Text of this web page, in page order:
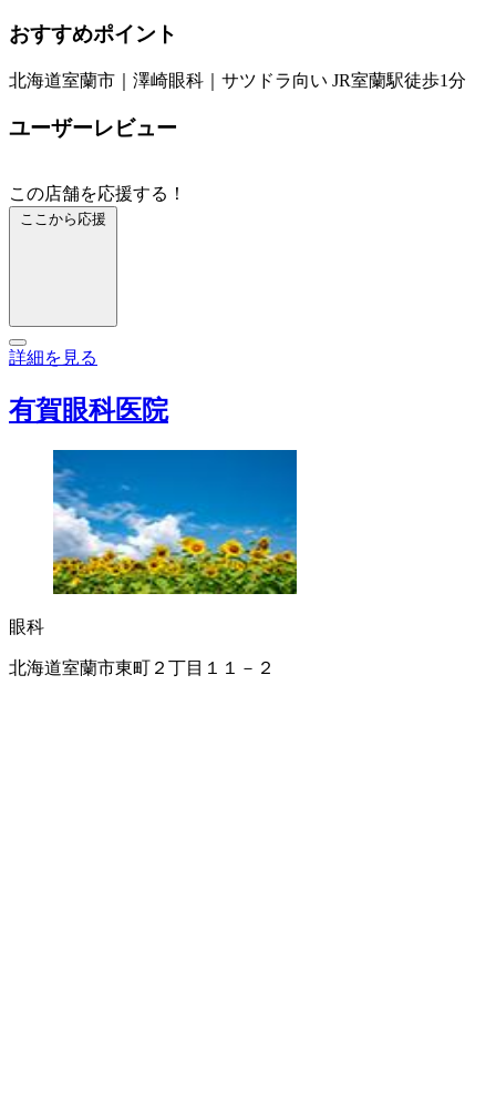
おすすめポイント
北海道室蘭市｜澤崎眼科｜サツドラ向い JR室蘭駅徒歩1分
ユーザーレビュー
この店舗を応援する！
ここから応援
詳細を見る
有賀眼科医院
眼科
北海道室蘭市東町２丁目１１－２